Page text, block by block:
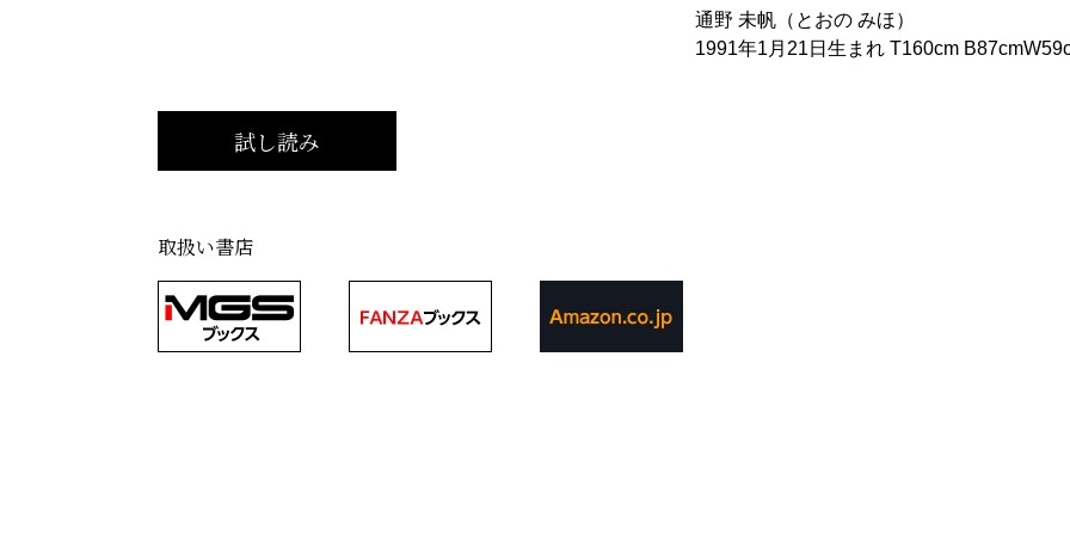
通野 未帆（とおの みほ）
1991年1月21日生まれ T160cm
取扱い書店